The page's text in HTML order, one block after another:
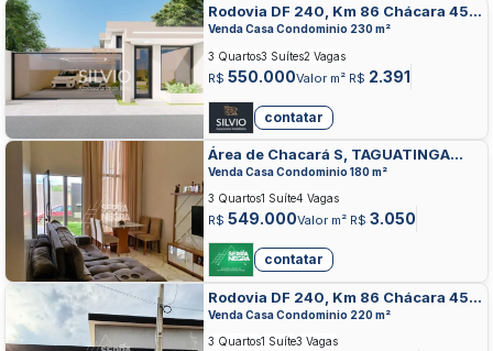
Rodovia DF 240, Km 86 Chácara 45,
TAGUATINGA NORTE, TAGUATINGA
Venda Casa Condominio 230 m²
R$ 550.000Valor m² R$ 2.391
3 Quartos3 Suítes2 Vagas
contatar
Área de Chacará S, TAGUATINGA
NORTE, TAGUATINGA
Venda Casa Condominio 180 m²
R$ 549.000Valor m² R$ 3.050
3 Quartos1 Suíte4 Vagas
contatar
Rodovia DF 240, Km 86 Chácara 45,
TAGUATINGA NORTE, TAGUATINGA
Venda Casa Condominio 220 m²
3 Quartos1 Suíte3 Vagas